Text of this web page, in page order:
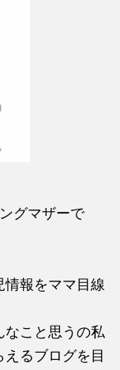
グマザーで
情報をママ目線
なこと思うの私
るブログを目